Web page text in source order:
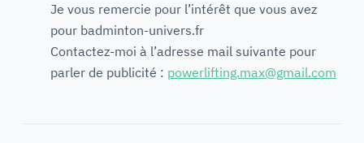
Je vous remercie pour l’intérêt que vous avez
pour badminton-univers.fr
Contactez-moi à l’adresse mail suivante pour
parler de publicité : powerlifting.max@gmail.com